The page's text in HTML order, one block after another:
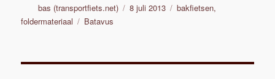
Auteur
bas (transportfiets.net)
Geplaatst
8 juli 2013 Categorieën
bakfietsen,
foldermateriaal
Tags
Batavus